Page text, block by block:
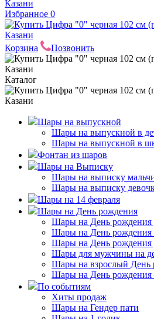
Избранное 0
Корзина Позвонить
Каталог
Шары на выпускной
Шары на выпускной в
Шары на выпускной в
Фонтан из шаров
Шары на Выписку
Шары на выписку
Шары на выписку
Шары на 14 февраля
Шары на День рождения
Шары на День рождения
Шары на День рождения
Шары на День рождения
Шары для мужчины на
Шары на взрослый День
Шары на День рождения
По событиям
Хиты продаж
Шары на Гендер пати